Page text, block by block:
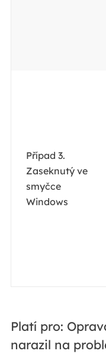
Případ 3.
Zaseknutý ve
smyčce
Windows
Platí pro:
narazil na